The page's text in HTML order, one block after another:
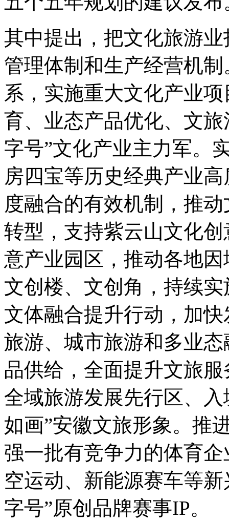
其中提出，把文化旅游
管理体制和生产经营机
系，实施重大文化产业
育、业态产品优化、文
字号”文化产业主力军。
房四宝等历史经典产业
度融合的有效机制，推
转型，支持紫云山文化
意产业园区，推动各地
文创楼、文创角，持续
文体融合提升行动，加
旅游、城市旅游和多业
品供给，全面提升文旅
全域旅游发展先行区、
如画”安徽文旅形象。推
强一批有竞争力的体育
空运动、新能源赛车等
字号”原创品牌赛事IP。